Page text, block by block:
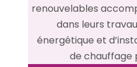
renouvelables
dans leurs
énergétique et
de chauffage